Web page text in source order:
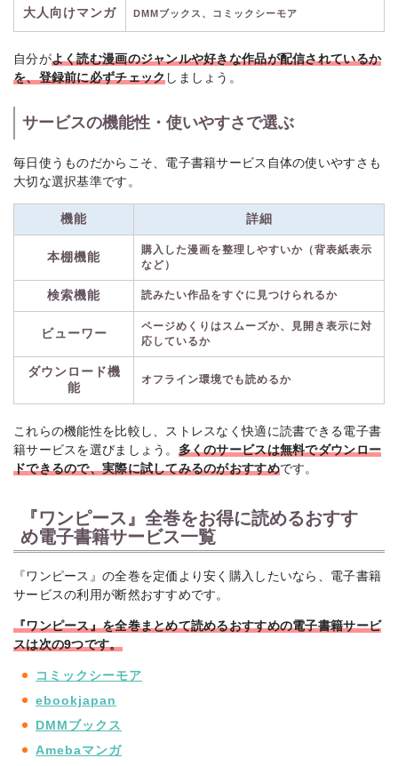
大人向けマンガ DMMブックス、コミックシーモア
自分がよく読む漫画のジャンルや好きな作品が配信されているか
を、登録前に必ずチェック しましょう。
サービスの機能性・使いやすさで選ぶ
毎日使うものだからこそ、電子書籍サービス自体の使いやすさも
大切な選択基準です。
機能 詳細
本棚機能
購入した漫画を整理しやすいか（背表紙表示
など）
検索機能 読みたい作品をすぐに見つけられるか
ビューワー
ページめくりはスムーズか、見開き表示に対
応しているか
ダウンロード機
能
オフライン環境でも読めるか
これらの機能性を比較し、ストレスなく快適に読書できる電子書
籍サービスを選びましょう。 多くのサービスは無料でダウンロー
ドできるので、実際に試してみるのがおすすめです。
『ワンピース』全巻をお得に読めるおすす
め電子書籍サービス一覧
『ワンピース』の全巻を定価より安く購入したいなら、電子書籍
サービスの利用が断然おすすめです。
『ワンピース』を全巻まとめて読めるおすすめの電子書籍サービ
スは次の9つです。
コミックシーモア
ebookjapan
DMMブックス
Amebaマンガ